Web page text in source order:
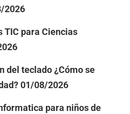
2026
TIC para Ciencias
del teclado ¿Cómo se
01/08/2026
para niños de